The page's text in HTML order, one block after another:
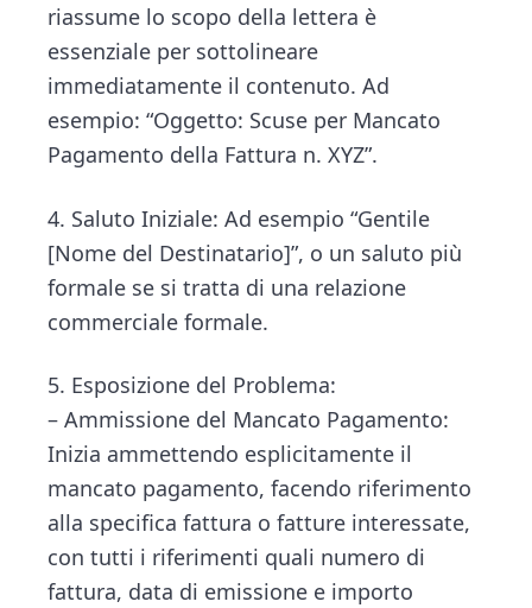
riassume lo scopo della lettera è
essenziale per sottolineare
immediatamente il contenuto. Ad
esempio: “Oggetto: Scuse per Mancato
Pagamento della Fattura n. XYZ”.
4. Saluto Iniziale: Ad esempio “Gentile
[Nome del Destinatario]”, o un saluto più
formale se si tratta di una relazione
commerciale formale.
5. Esposizione del Problema:
– Ammissione del Mancato Pagamento:
Inizia ammettendo esplicitamente il
mancato pagamento, facendo riferimento
alla specifica fattura o fatture interessate,
con tutti i riferimenti quali numero di
fattura, data di emissione e importo